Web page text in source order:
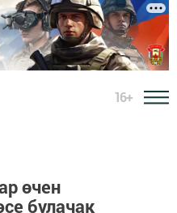
16+
өчен
булачак